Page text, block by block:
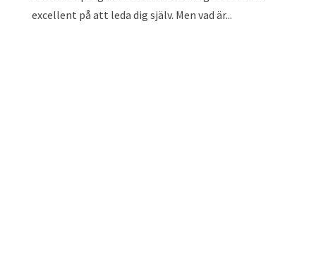
excellent på att leda dig själv. Men vad är...